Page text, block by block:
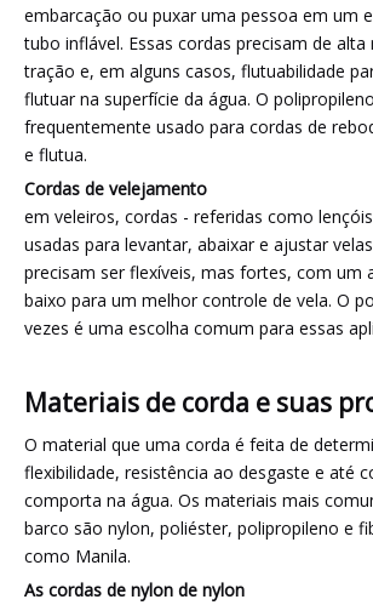
embarcação ou puxar uma pessoa em um
tubo inflável. Essas cordas precisam de alta
tração e, em alguns casos, flutuabilidade
flutuar na superfície da água. O
frequentemente usado para cordas de
e flutua.
Cordas de velejamento
em veleiros, cordas - referidas como
usadas para levantar, abaixar e ajustar
precisam ser flexíveis, mas fortes, com um
baixo para um melhor controle de vela. O
vezes é uma escolha comum para essas
Materiais de corda e suas
O material que uma corda é feita de
flexibilidade, resistência ao desgaste e até
comporta na água. Os materiais mais
barco são nylon, poliéster, polipropileno e
como Manila.
As cordas de nylon de nylon